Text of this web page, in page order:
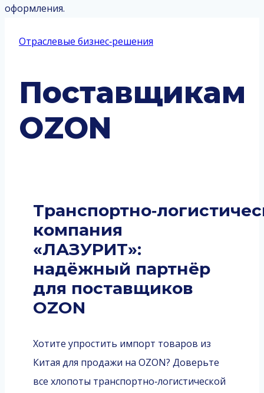
Отраслевые бизнес‑решения
Поставщикам
OZON
компания
«ЛАЗУРИТ»:
надёжный партнёр
для поставщиков
OZON
Хотите упростить импорт товаров из
Китая для продажи на OZON? Доверьте
все хлопоты транспортно‑логистической